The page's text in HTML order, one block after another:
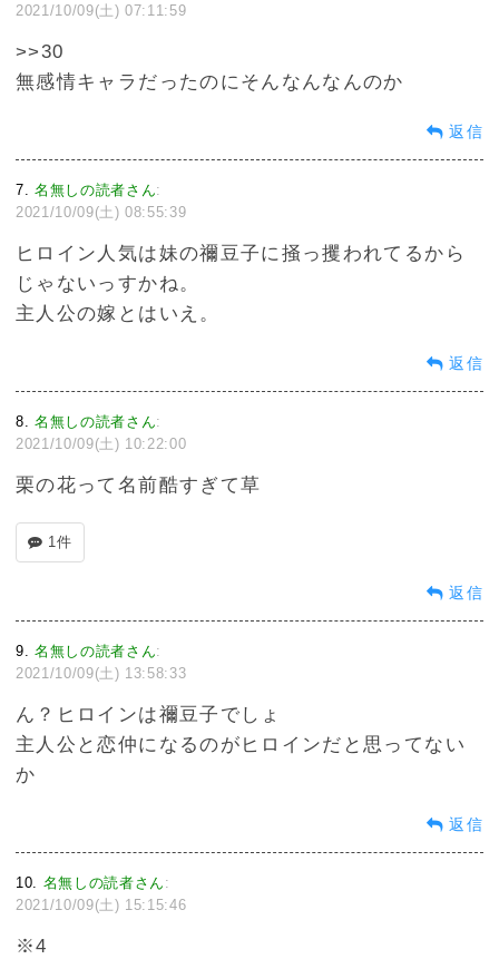
2021/10/09(土) 07:11:59
>>30
無感情キャラだったのにそんなんなんのか
返信
7 名無しの読者さん:
2021/10/09(土) 08:55:39
ヒロイン人気は妹の禰豆子に掻っ攫われてるから
じゃないっすかね。
主人公の嫁とはいえ。
返信
8 名無しの読者さん:
2021/10/09(土) 10:22:00
栗の花って名前酷すぎて草
1件
返信
9 名無しの読者さん:
2021/10/09(土) 13:58:33
ん？ヒロインは禰豆子でしょ
主人公と恋仲になるのがヒロインだと思ってない
か
返信
10 名無しの読者さん :
2021/10/09(土) 15:15:46
※4